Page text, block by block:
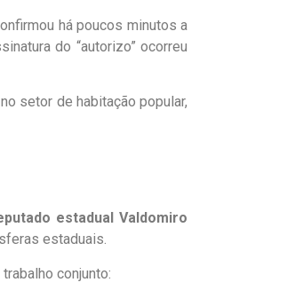
há poucos minutos a
do “autorizo” ocorreu
setor de habitação popular,
estadual Valdomiro
estaduais.
conjunto: